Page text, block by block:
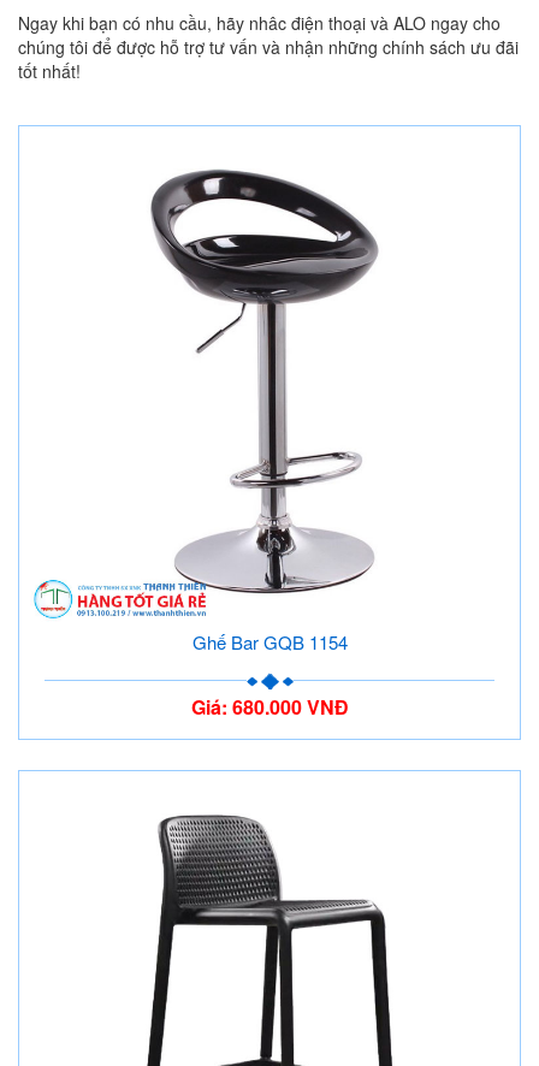
Ngay khi bạn có nhu cầu, hãy nhâc điện thoại và ALO ngay cho
chúng tôi để được hỗ trợ tư vấn và nhận những chính sách ưu đãi
tốt nhất!
Ghế Bar GQB 1154
Giá: 680.000 VNĐ